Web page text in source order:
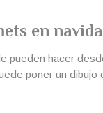
en
pueden hacer
poner un